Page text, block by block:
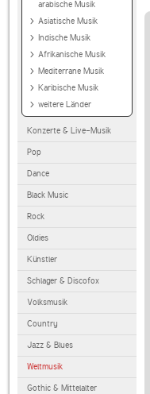
arabische Musik
Asiatische Musik
Indische Musik
Afrikanische Musik
Mediterrane Musik
Karibische Musik
weitere Länder
Konzerte & Live-Musik
Pop
Dance
Black Music
Rock
Oldies
Künstler
Schlager & Discofox
Volksmusik
Country
Jazz & Blues
Weltmusik
Gothic & Mittelalter